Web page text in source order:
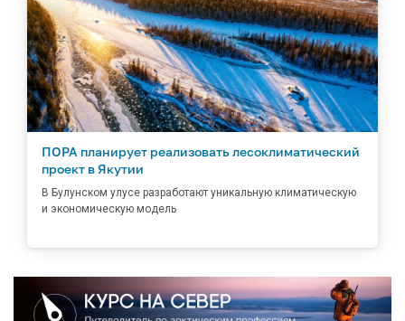
ПОРА планирует реализовать лесоклиматический
проект в Якутии
В Булунском улусе разработают уникальную климатическую
и экономическую модель